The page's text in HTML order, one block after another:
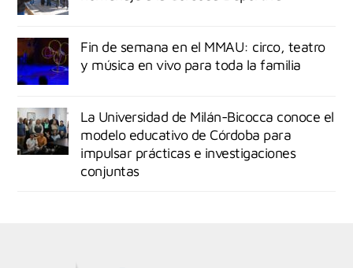
Fin de semana en el MMAU: circo, teatro
y música en vivo para toda la familia
La Universidad de Milán-Bicocca conoce el
modelo educativo de Córdoba para
impulsar prácticas e investigaciones
conjuntas